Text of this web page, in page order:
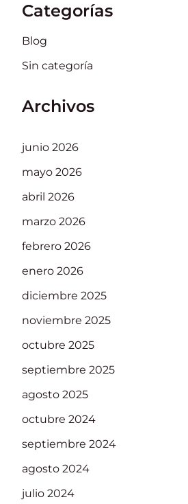
Categorías
Blog
Sin categoría
Archivos
junio 2026
mayo 2026
abril 2026
marzo 2026
febrero 2026
enero 2026
diciembre 2025
noviembre 2025
octubre 2025
septiembre 2025
agosto 2025
octubre 2024
septiembre 2024
agosto 2024
julio 2024